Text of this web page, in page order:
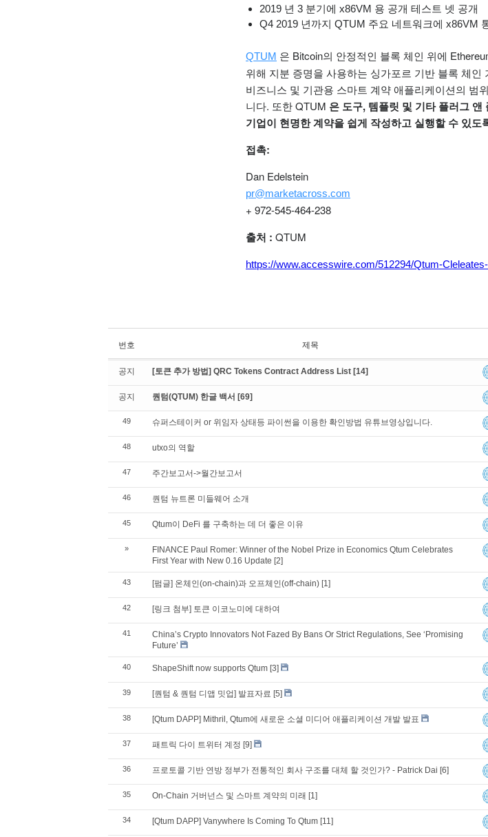
2019 년 3 분기에 x86VM 용 공개 테스트 넷 공개
Q4 2019 년까지 QTUM 주요 네트워크에 x86VM
QTUM 은 Bitcoin의 안정적인 블록 체인 위에
위해 지분 증명을 사용하는 싱가포르 기반 블록 체인
비즈니스 및 기관용 스마트 계약 애플리케이션의 범
니다. 또한 QTUM 은 도구, 템플릿 및 기타 플러그
기업이 현명한 계약을 쉽게 작성하고 실행할 수 있도
접촉:
Dan Edelstein
pr@marketacross.com
+ 972-545-464-238
출처 : QTUM
https://www.accesswire.com/512294/Qtum-
번호 제목
공지 [토큰 추가 방법] QRC Tokens Contract Address List [14]
공지 퀀텀(QTUM) 한글 백서 [69]
49 슈퍼스테이커 or 위임자 상태등 파이썬을 이용한 확인방법 유튜브영상입니다.
48 utxo의 역할
47 주간보고서->월간보고서
46 퀀텀 뉴트론 미들웨어 소개
45 Qtum이 DeFi 를 구축하는 데 더 좋은 이유
»
FINANCE Paul Romer: Winner of the Nobel Prize in Economics Qtum Celebrates
First Year with New 0.16 Update [2]
43 [펌글] 온체인(on-chain)과 오프체인(off-chain) [1]
42 [링크 첨부] 토큰 이코노미에 대하여
41
China’s Crypto Innovators Not Fazed By Bans Or Strict Regulations, See ‘Promising
Future’
40 ShapeShift now supports Qtum [3]
39 [퀀텀 & 퀀텀 디앱 밋업] 발표자료 [5]
38 [Qtum DAPP] Mithril, Qtum에 새로운 소셜 미디어 애플리케이션 개발 발표
37 패트릭 다이 트위터 계정 [9]
36 프로토콜 기반 연방 정부가 전통적인 회사 구조를 대체 할 것인가? - Patrick Dai [6]
35 On-Chain 거버넌스 및 스마트 계약의 미래 [1]
34 [Qtum DAPP] Vanywhere Is Coming To Qtum [11]